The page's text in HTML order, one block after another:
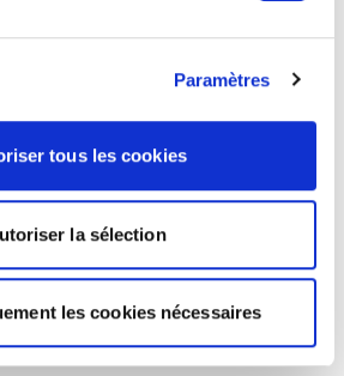
Paramètres
tous les cookies
la sélection
les cookies nécessaires